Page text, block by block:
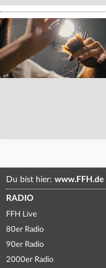
Du bist hier: www.FFH.de
RADIO
FFH Live
80er Radio
90er Radio
2000er Radio